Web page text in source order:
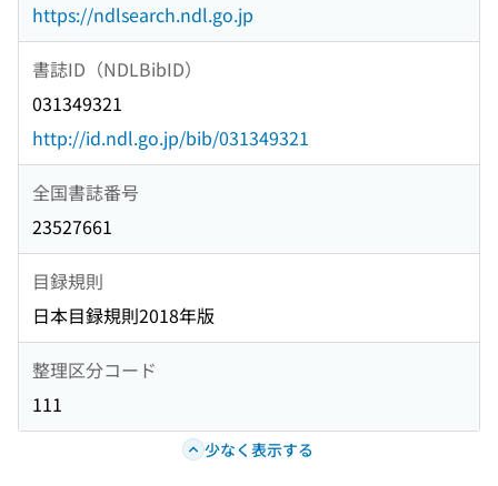
https://ndlsearch.ndl.go.jp
書誌ID（NDLBibID）
031349321
http://id.ndl.go.jp/bib/031349321
全国書誌番号
23527661
目録規則
日本目録規則2018年版
整理区分コード
111
少なく表示する